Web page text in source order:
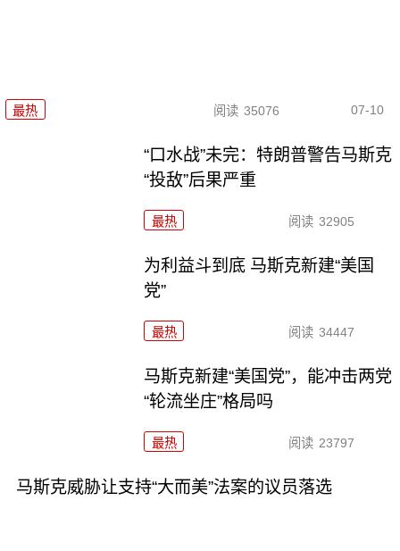
最热 阅读 35076 07-10
“口水战”未完：特朗普警告马斯克
“投敌”后果严重
最热 阅读 32905
为利益斗到底 马斯克新建“美国
党”
最热 阅读 34447
马斯克新建“美国党”，能冲击两党
“轮流坐庄”格局吗
最热 阅读 23797
马斯克威胁让支持“大而美”法案的议员落选